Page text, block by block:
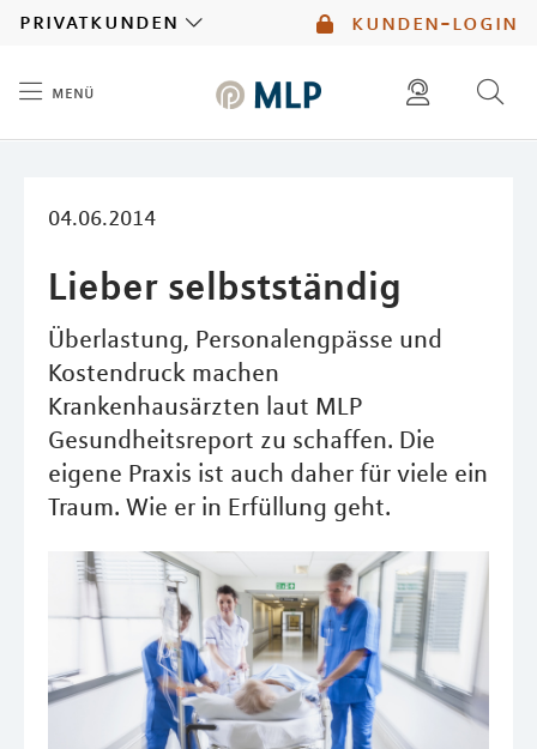
kunden-login
privatkunden
menü
04.06.2014
Lieber selbstständig
Überlastung, Personalengpässe und
Kostendruck machen
Krankenhausärzten laut MLP
Gesundheitsreport zu schaffen. Die
eigene Praxis ist auch daher für viele ein
Traum. Wie er in Erfüllung geht.